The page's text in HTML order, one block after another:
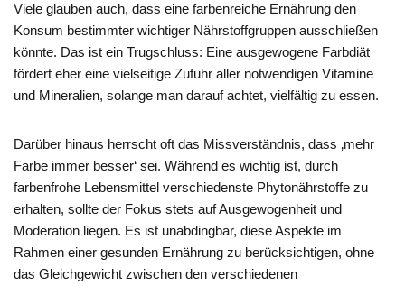
Viele glauben auch, dass eine farbenreiche Ernährung den
Konsum bestimmter wichtiger Nährstoffgruppen ausschließen
könnte. Das ist ein Trugschluss: Eine ausgewogene Farbdiät
fördert eher eine vielseitige Zufuhr aller notwendigen Vitamine
und Mineralien, solange man darauf achtet, vielfältig zu essen.
Darüber hinaus herrscht oft das Missverständnis, dass ‚mehr
Farbe immer besser‘ sei. Während es wichtig ist, durch
farbenfrohe Lebensmittel verschiedenste Phytonährstoffe zu
erhalten, sollte der Fokus stets auf Ausgewogenheit und
Moderation liegen. Es ist unabdingbar, diese Aspekte im
Rahmen einer gesunden Ernährung zu berücksichtigen, ohne
das Gleichgewicht zwischen den verschiedenen